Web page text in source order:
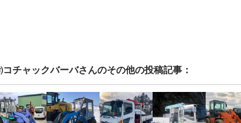
コチャックバーバさんのその他の投稿記事：